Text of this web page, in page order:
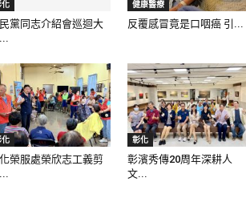
黨同志介紹會巡迴大
健康醫療
反覆感冒竟是口咽癌 引...
榮服處榮欣志工義剪
彰化
彰濱秀傳20周年深耕人
文...